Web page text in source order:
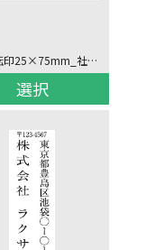
角型回転印25×75mm_社名/(2行)_ヨコ
選択